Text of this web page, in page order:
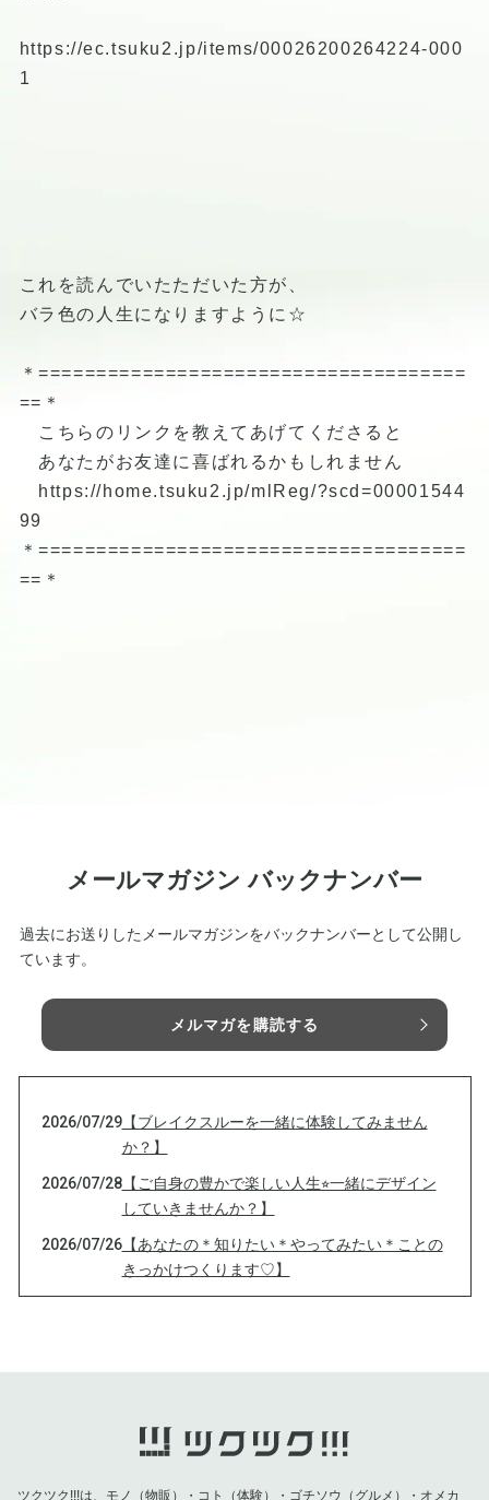
https://ec.tsuku2.jp/items/00026200264224-000
1
これを読んでいたただいた方が、
バラ色の人生になりますように☆
＊=====================================
==＊
こちらのリンクを教えてあげてくださると
あなたがお友達に喜ばれるかもしれません
https://home.tsuku2.jp/mlReg/?scd=00001544
99
＊=====================================
==＊
メールマガジン バックナンバー
過去にお送りしたメールマガジンをバックナンバーとして公開し
ています。
メルマガを購読する
2026/07/29【ブレイクスルーを一緒に体験してみません
か？】
2026/07/28【ご自身の豊かで楽しい人生⭐︎一緒にデザイン
していきませんか？】
2026/07/26【あなたの＊知りたい＊やってみたい＊ことの
きっかけつくります♡】
【最強の！願いの叶え方】
ツクツク!!!は、モノ（物販）・コト（体験）・ゴチソウ（グルメ）・オメカ